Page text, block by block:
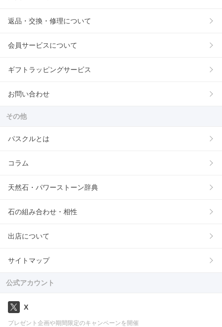
返品・交換・修理について
会員サービスについて
ギフトラッピングサービス
お問い合わせ
その他
パスクルとは
コラム
天然石・パワーストーン辞典
石の組み合わせ・相性
出店について
サイトマップ
公式アカウント
X
プレゼント企画や期間限定のキャンペーンを開催